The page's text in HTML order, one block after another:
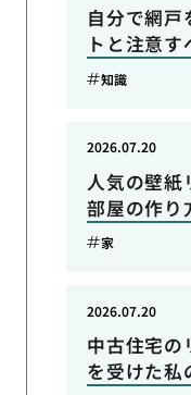
自分で網戸
トと注意す
知識
人気の壁紙
部屋の作り
2026.07.20
家
中古住宅の
を受けた私
2026.07.20